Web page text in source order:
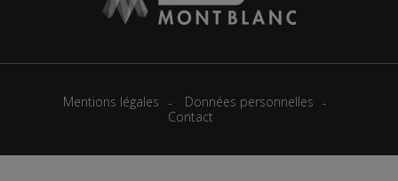
Mentions légales
Données personnelles
Contact